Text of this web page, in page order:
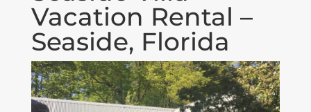
Vacation Rental –
Seaside, Florida